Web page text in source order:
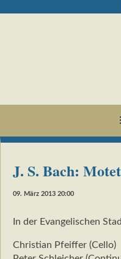
J. S. Bach:
09. März 2013 20:00
In der Evangelischen
Christian Pfeiffer (Cello)